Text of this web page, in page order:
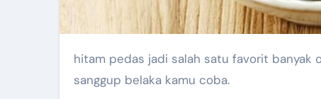
hitam pedas jadi salah satu favorit banyak orang. Berikut cumi hitam pedas yang mana digunakan
sanggup belaka kamu coba.